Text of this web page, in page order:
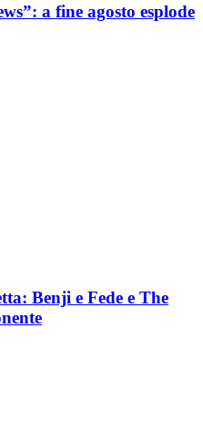
a fine agosto esplode
Benji e Fede e The